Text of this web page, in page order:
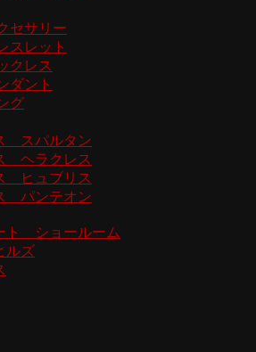
セサリー
スレット
クレス
ダント
グ
スパルタン
ヘラクレス
ヒュブリス
パンテオン
ト ショールーム
ルズ